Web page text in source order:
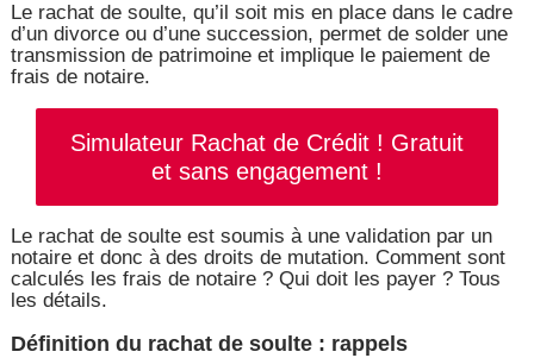
Le rachat de soulte, qu’il soit mis en place dans le cadre
d’un divorce ou d’une succession, permet de solder une
transmission de patrimoine et implique le paiement de
frais de notaire.
Simulateur Rachat de Crédit ! Gratuit
et sans engagement !
Le rachat de soulte est soumis à une validation par un
notaire et donc à des droits de mutation. Comment sont
calculés les frais de notaire ? Qui doit les payer ? Tous
les détails.
Définition du rachat de soulte : rappels